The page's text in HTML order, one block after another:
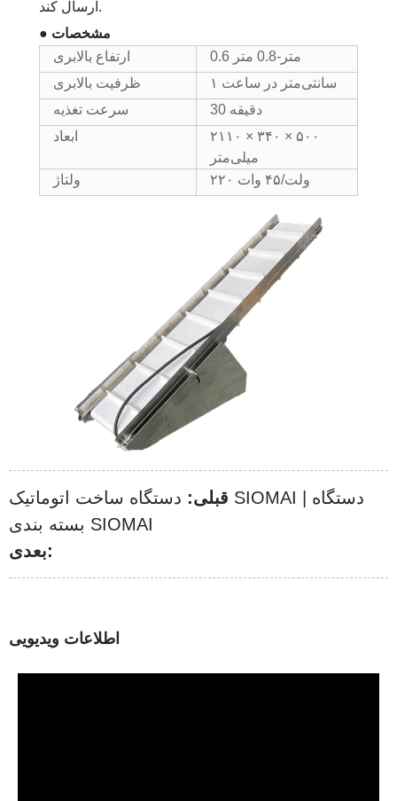
ارسال کند.
● مشخصات
ارتفاع بالابری
0.6 متر-0.8 متر
ظرفیت بالابری
۱ سانتی‌متر در ساعت
سرعت تغذیه
30 دقیقه
ابعاد
۲۱۱۰ × ۳۴۰ × ۵۰۰
میلی‌متر
ولتاژ
۲۲۰ ولت/۴۵ وات
قبلی: دستگاه ساخت اتوماتیک SIOMAI | دستگاه
بسته بندی SIOMAI
بعدی:
اطلاعات ویدیویی